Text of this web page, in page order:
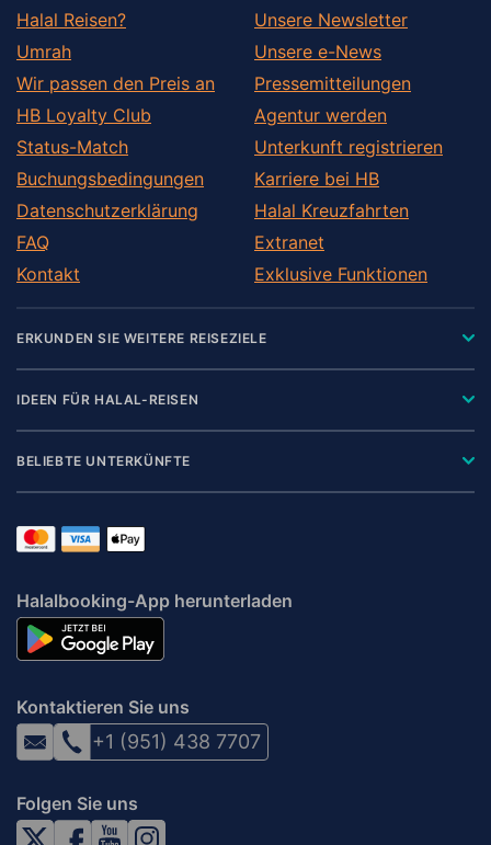
Halal Reisen?
Umrah
Wir passen den Preis an
HB Loyalty Club
Status-Match
Buchungsbedingungen
Datenschutzerklärung
FAQ
Kontakt
Unsere Newsletter
Unsere e-News
Pressemitteilungen
Agentur werden
Unterkunft registrieren
Karriere bei HB
Halal Kreuzfahrten
Extranet
Exklusive Funktionen
ERKUNDEN SIE WEITERE REISEZIELE
IDEEN FÜR HALAL-REISEN
BELIEBTE UNTERKÜNFTE
Halalbooking-App herunterladen
Kontaktieren Sie uns
+1 (951) 438 7707
Folgen Sie uns